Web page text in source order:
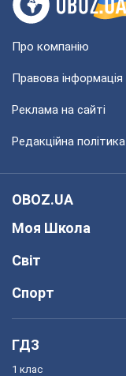
Про компанію
Правова інформація
Реклама на сайті
Редакційна політика
OBOZ.UA
Моя Школа
Світ
Спорт
ГДЗ
1 клас